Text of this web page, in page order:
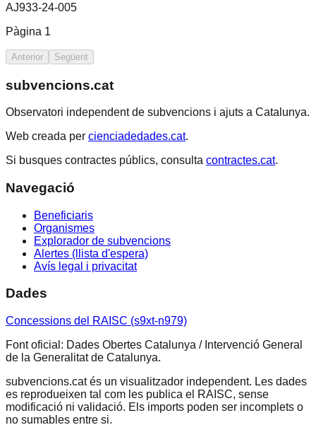
AJ933-24-005
Pàgina 1
Anterior Següent
subvencions.cat
Observatori independent de subvencions i ajuts a Catalunya.
Web creada per cienciadedades.cat.
Si busques contractes públics, consulta contractes.cat.
Navegació
Beneficiaris
Organismes
Explorador de subvencions
Alertes (llista d'espera)
Avís legal i privacitat
Dades
Concessions del RAISC (s9xt-n979)
Font oficial: Dades Obertes Catalunya / Intervenció General
de la Generalitat de Catalunya.
subvencions.cat és un visualitzador independent. Les dades
es reprodueixen tal com les publica el RAISC, sense
modificació ni validació. Els imports poden ser incomplets o
no sumables entre si.